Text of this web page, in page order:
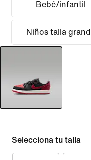
Bebé/infantil
Niños talla
Selecciona tu talla